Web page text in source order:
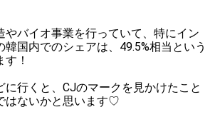
やバイオ事業を行っていて、特にイン
国内でのシェアは、49.5%相当という
！
に行くと、CJのマークを見かけたこと
はないかと思います♡